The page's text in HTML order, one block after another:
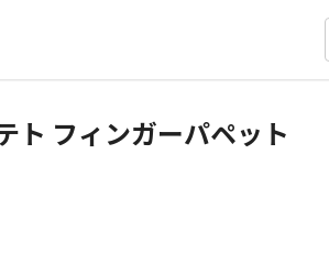
ト フィンガーパペット